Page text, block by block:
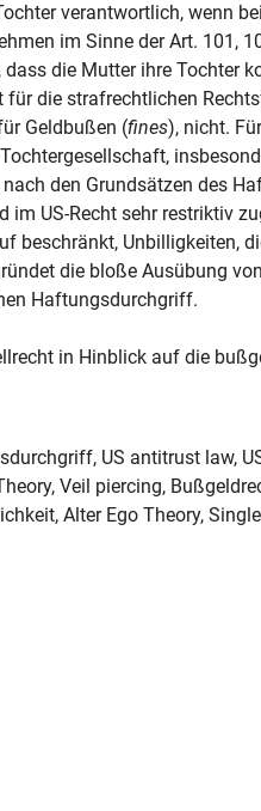
verantwortlich, wenn
im Sinne der Art. 101,
die Mutter ihre Tochter
die strafrechtlichen
Geldbußen (fines), nicht.
den Grundsätzen des
US-Recht sehr restriktiv
beschränkt, Unbilligkeiten,
die bloße Ausübung
Haftungsdurchgriff.
in Hinblick auf die
US antitrust law,
Veil piercing,
Alter Ego Theory,